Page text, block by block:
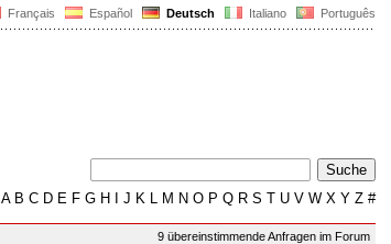
Français Español Deutsch Italiano Português
AB C D E F G H J K L M N O P Q R S T U V W X Y Z #
9 übereinstimmende Anfragen im Forum